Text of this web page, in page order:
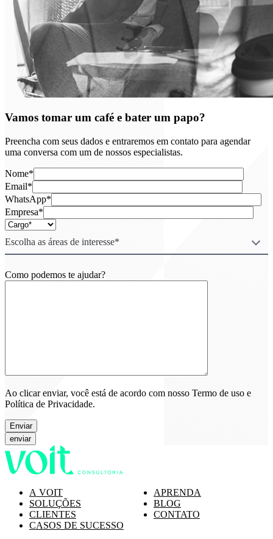
Vamos tomar um café e bater um papo?
Preencha com seus dados e entraremos em contato para agendar
uma conversa com um de nossos especialistas.
Nome*
Email*
WhatsApp*
Empresa*
Escolha as áreas de interesse*
Como podemos te ajudar?
Ao clicar enviar, você está de acordo com nosso Termo de uso e
Política de Privacidade.
Enviar
A VOIT
SOLUÇÕES
CLIENTES
CASOS DE SUCESSO
APRENDA
BLOG
CONTATO